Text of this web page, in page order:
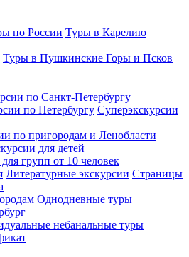
по России Туры в Карелию
Туры в Пушкинские Горы и Псков
по Санкт-Петербургу
по Петербургу Суперэкскурсии
по пригородам и Ленобласти
для детей
групп от 10 человек
Литературные экскурсии Страницы
Однодневные туры
небанальные туры